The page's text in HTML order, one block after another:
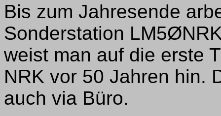
Bis zum Jahresende
Sonderstation
weist man auf die erste
NRK vor 50 Jahren hin.
auch via Büro.